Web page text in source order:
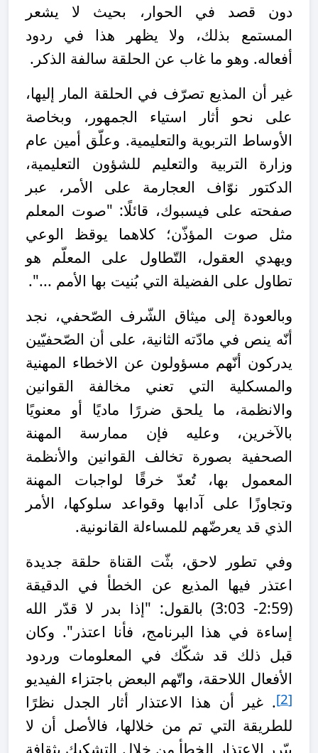
دون قصد في الحوار، بحيث لا يشعر
المستمع بذلك، ولا يظهر هذا في ردود
أفعاله. وهو ما غاب عن الحلقة سالفة الذكر.
غير أن المذيع تصرّف في الحلقة المار إليها،
على نحو أثار استياء الجمهور، وبخاصة
الأوساط التربوية والتعليمية. وعلّق أمين عام
وزارة التربية والتعليم للشؤون التعليمية،
الدكتور نوّاف العجارمة على الأمر، عبر
صفحته على فيسبوك، قائلًا: "صوت المعلم
مثل صوت المؤذّن؛ كلاهما يوقظ الوعي
ويهدي العقول، التّطاول على المعلّم هو
تطاول على الفضيلة التي بُنيت بها الأمم ...".
وبالعودة إلى ميثاق الشّرف الصّحفي، نجد
أنّه ينص في مادّته الثانية، على أن الصّحفيّين
يدركون أنّهم مسؤولون عن الاخطاء المهنية
والمسكلية التي تعني مخالفة القوانين
والانظمة، ما يلحق ضررًا ماديًا أو معنويًا
بالآخرين، وعليه فإن ممارسة المهنة
الصحفية بصورة تخالف القوانين والأنظمة
المعمول بها، تُعدّ خرقًا لواجبات المهنة
وتجاوزًا على آدابها وقواعد سلوكها، الأمر
الذي قد يعرضّهم للمساءلة القانونية.
وفي تطور لاحق، بثّت القناة حلقة جديدة
اعتذر فيها المذيع عن الخطأ في الدقيقة
(2:59- 3:03) بالقول: "إذا بدر لا قدّر الله
إساءة في هذا البرنامج، فأنا اعتذر". وكان
قبل ذلك قد شكّك في المعلومات وردود
الأفعال اللاحقة، واتّهم البعض باجتزاء الفيديو
[2]
. غير أن هذا الاعتذار أثار الجدل نظرًا
للطريقة التي تم من خلالها، فالأصل أن لا
يبّرر الاعتذار الخطأ من خلال التشكيك بثقافة